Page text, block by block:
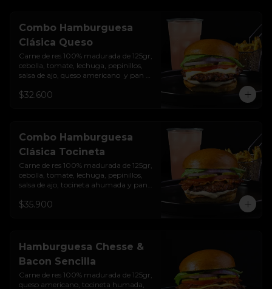
Combo Hamburguesa
Clásica Queso
Carne de res 100% madurada de 125gr,
cebolla, tomate, lechuga, pepinillos,
salsa de ajo, queso americano  y pan
casa
$32.600
Combo Hamburguesa
Clásica Tocineta
Carne de res 100% madurada de 125gr,
cebolla, tomate, lechuga, pepinillos,
salsa de ajo, tocineta ahumada y pan
casa
$35.900
Hamburguesa Chesse &
Bacon Sencilla
Carne de res 100% madurada de 125gr,
queso americano, tocineta humada,